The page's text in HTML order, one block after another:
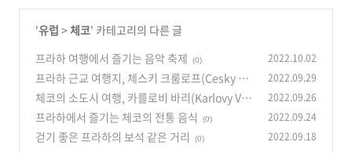
'유럽 >체코' 카테고리의 다른 글
프라하 여행에서 즐기는 음악 축제
(0) 2022.10.02
프라하 근교 여행지, 체스키 크룸로프(Cesky Kr
umlov) (0)
2022.09.29
체코의 소도시 여행, 카를로비 바리(Karlovy Vaa
ry) (0)
2022.09.26
프라하에서 즐기는 체코의 전통 음식 (0) 2022.09.24
걷기 좋은 프라하의 보석 같은 거리 (0) 2022.09.18